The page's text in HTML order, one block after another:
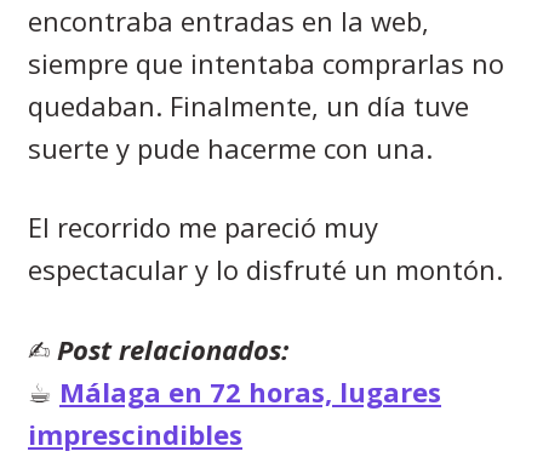
encontraba entradas en la web,
siempre que intentaba comprarlas no
quedaban. Finalmente, un día tuve
suerte y pude hacerme con una.
El recorrido me pareció muy
espectacular y lo disfruté un montón.
✍︎ Post relacionados:
☕︎ Málaga en 72 horas, lugares
imprescindibles